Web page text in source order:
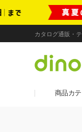
カタログ通販・
商品カテ